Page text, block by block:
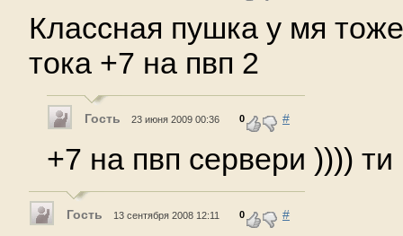
Классная пушка у мя
тока +7 на пвп 2
Гость 23 июня 2009 00:36 0 #
+7 на пвп сервери )))) ти
Гость 13 сентября 2008 12:11 0 #